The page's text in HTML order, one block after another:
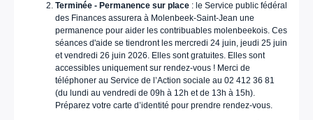
Terminée - Permanence sur place : le Service public fédéral
des Finances assurera à Molenbeek-Saint-Jean une
permanence pour aider les contribuables molenbeekois. Ces
séances d'aide se tiendront les mercredi 24 juin, jeudi 25 juin
et vendredi 26 juin 2026. Elles sont gratuites. Elles sont
accessibles uniquement sur rendez-vous ! Merci de
téléphoner au Service de l’Action sociale au 02 412 36 81
(du lundi au vendredi de 09h à 12h et de 13h à 15h).
Préparez votre carte d’identité pour prendre rendez-vous.